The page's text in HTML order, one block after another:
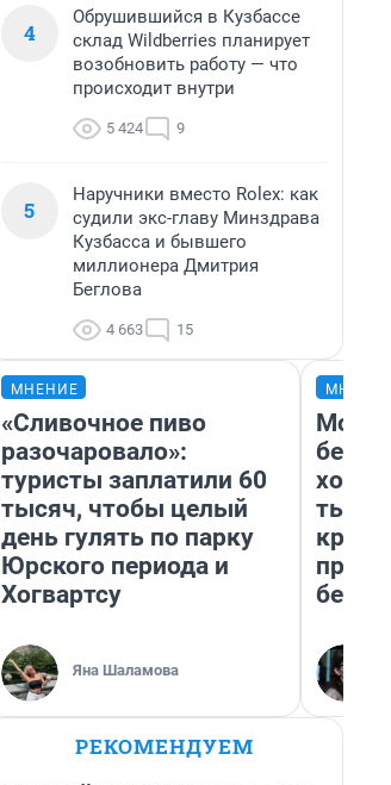
4
Обрушившийся в Кузбассе
склад Wildberries планирует
возобновить работу — что
происходит внутри
5 424 9
5
Наручники вместо Rolex: как
судили экс-главу Минздрава
Кузбасса и бывшего
миллионера Дмитрия
Беглова
4 663 15
МНЕНИЕ
«Сливочное пиво
разочаровало»:
туристы заплатили 60
тысяч, чтобы целый
день гулять по парку
Юрского периода и
Хогвартсу
Яна Шаламова
Мой
РЕКОМЕНДУЕМ